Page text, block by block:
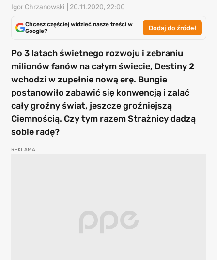
Igor Chrzanowski | 20.11.2020, 22:00
Chcesz częściej widzieć nasze treści w
Google?
Dodaj do źródeł
Po 3 latach świetnego rozwoju i zebraniu
milionów fanów na całym świecie, Destiny 2
wchodzi w zupełnie nową erę. Bungie
postanowiło zabawić się konwencją i zalać
cały groźny świat, jeszcze groźniejszą
Ciemnością. Czy tym razem Strażnicy dadzą
sobie radę?